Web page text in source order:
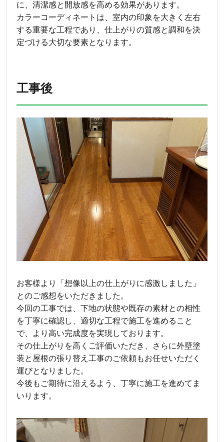
に、清潔感と開放感を高める効果があります。
カラーコーディネートは、室内の印象を大きく左右
する重要な工程であり、仕上がりの質感と調和を決
定づける大切な要素となります。
工事後
お客様より「想像以上の仕上がりに感激しました」
とのご感想をいただきました。
今回の工事では、下地の状態や既存の素材との相性
を丁寧に確認し、適切な工程で施工を進めること
で、より高い完成度を実現しております。
その仕上がりを高くご評価いただき、さらに外壁塗
装と屋根の張り替え工事のご依頼もお任せいただく
運びとなりました。
今後もご期待に沿えるよう、丁寧に施工を進めてま
いります。